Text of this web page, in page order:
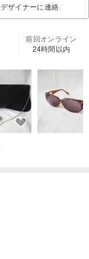
デザイナーに連絡
前回オンライン
24時間以内